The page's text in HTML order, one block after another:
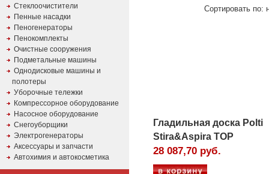
Стеклоочистители
Пенные насадки
Пеногенераторы
Пенокомплекты
Очистные сооружения
Подметальные машины
Однодисковые машины и
полотеры
Уборочные тележки
Компрессорное оборудование
Насосное оборудование
Снегоуборщики
Электрогенераторы
Аксессуары и запчасти
Автохимия и автокосметика
Сортировать по:
Гладильная доска Polti
Stira&Aspira TOP
28 087,70 руб.